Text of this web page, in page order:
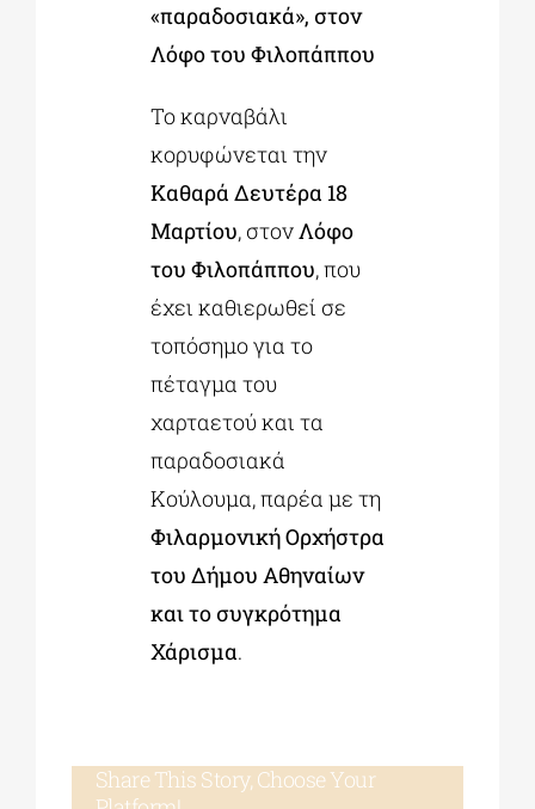
«παραδοσιακά», στον
Λόφο του Φιλοπάππου
Το καρναβάλι
κορυφώνεται την
Καθαρά Δευτέρα 18
Μαρτίου, στονΛόφο
του Φιλοπάππου, που
έχει καθιερωθεί σε
τοπόσημο για το
πέταγμα του
χαρταετού και τα
παραδοσιακά
Κούλουμα, παρέα με τη
Φιλαρμονική Ορχήστρα
του Δήμου Αθηναίων
και το συγκρότημα
Χάρισμα.
Share This Story, Choose Your